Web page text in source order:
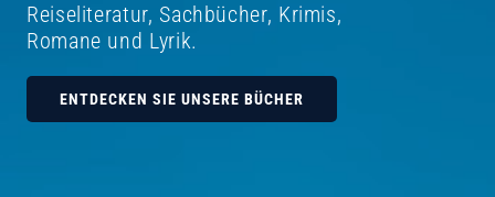
Reiseliteratur, Sachbücher, Krimis,
Romane und Lyrik.
ENTDECKEN SIE UNSERE BÜCHER